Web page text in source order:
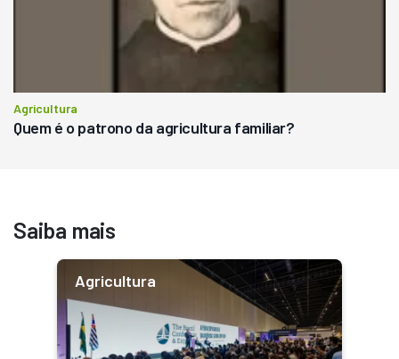
Agricultura
Quem é o patrono da agricultura familiar?
Saiba mais
Agricultura